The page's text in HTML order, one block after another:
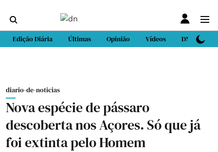
Edição Diária Últimas Opinião Vídeos DN Sport
diario-de-noticias
Nova espécie de pássaro
descoberta nos Açores. Só que já
foi extinta pelo Homem